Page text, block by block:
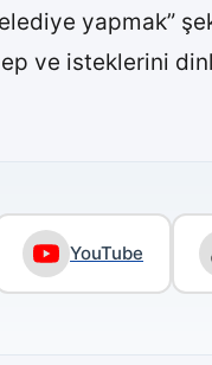
yapmak”
ve isteklerini
YouTube